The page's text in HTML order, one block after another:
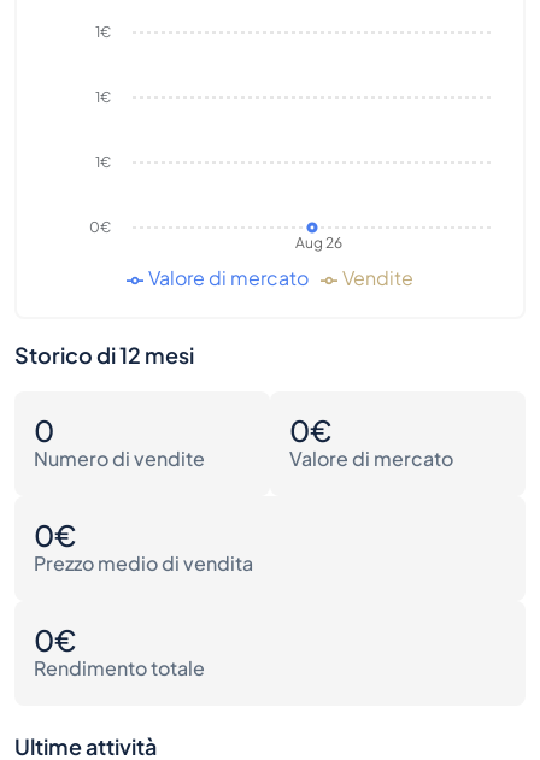
Aug 26
0€
1€
1€
1€
Valore di mercato Vendite
Storico di 12 mesi
0
Numero di vendite
0€
Valore di mercato
0€
Prezzo medio di vendita
0€
Rendimento totale
Ultime attività